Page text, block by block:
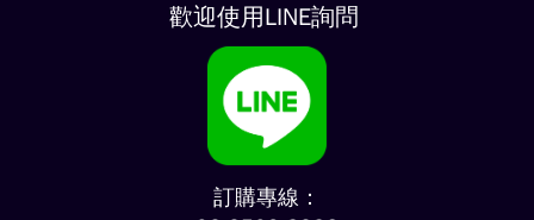
歡迎使用LINE詢問
訂購專線：